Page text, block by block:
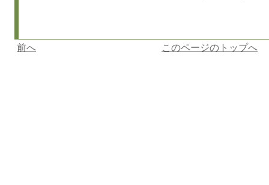
前へ このページのトップへ